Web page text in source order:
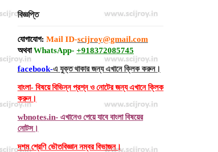
বিজ্ঞপ্তি
যোগাযোগ: Mail ID-scijroy@gmail.com
অথবাWhatsApp- +918372085745
facebook-এ যুক্ত থাকার জন্য এখানে ক্লিক করুন।
বাংলা- বিষয়ে বিভিন্ন প্রশ্ন ও নোটের জন্য এখানে ক্লিক
করুন।
wbnotes.in- এখানেও পেয়ে যাবে বাংলা বিষয়ের
নোটস।
দশম শ্রেণি ভৌতবিজ্ঞান নম্বর বিভাজন।